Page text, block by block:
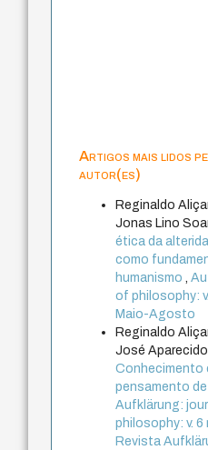
Artigos mais lidos
autor(es)
Reginaldo
Jonas Lino
ética da
como
humanismo,
of philosophy:
Maio-Agosto
Reginaldo
José Aparecido
Conhecimento
pensamento
Aufklärung:
philosophy: v. 6
Revista